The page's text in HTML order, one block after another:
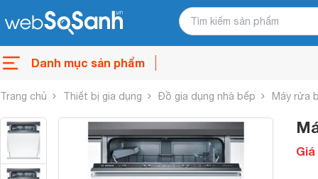
Danh mục sản phẩm
Trang chủ Thiết bị gia dụng Đồ gia dụng nhà bếp Máy rửa
Giá